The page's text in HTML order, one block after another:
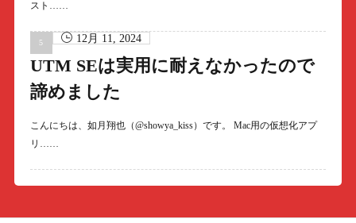
スト……
12月 11, 2024
UTM SEは実用に耐えなかったので
諦めました
こんにちは、如月翔也（@showya_kiss）です。 Mac用の仮想化アプ
リ……